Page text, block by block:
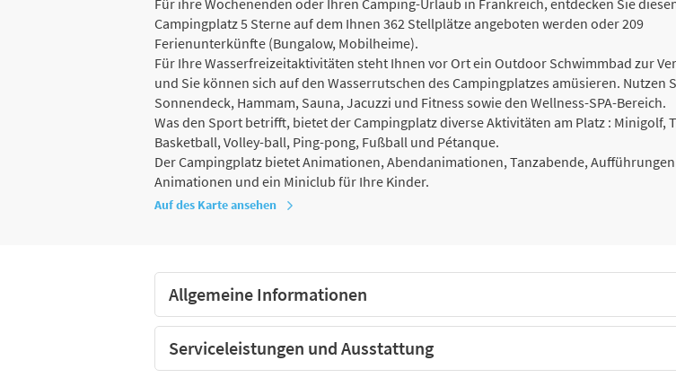
Campingplatz 5 Sterne auf dem Ihnen 362 Stellplätze angeboten werden oder 209
Ferienunterkünfte (Bungalow, Mobilheime).
Für Ihre Wasserfreizeitaktivitäten steht Ihnen vor Ort ein Outdoor Schwimmbad zur
und Sie können sich auf den Wasserrutschen des Campingplatzes amüsieren. Nutzen
Sonnendeck, Hammam, Sauna, Jacuzzi und Fitness sowie den Wellness-SPA-Bereich.
Was den Sport betrifft, bietet der Campingplatz diverse Aktivitäten am Platz : Minigolf,
Basketball, Volley-ball, Ping-pong, Fußball und Pétanque.
Der Campingplatz bietet Animationen, Abendanimationen, Tanzabende,
Animationen und ein Miniclub für Ihre Kinder.
Auf des Karte ansehen
Allgemeine Informationen
Serviceleistungen und Ausstattung